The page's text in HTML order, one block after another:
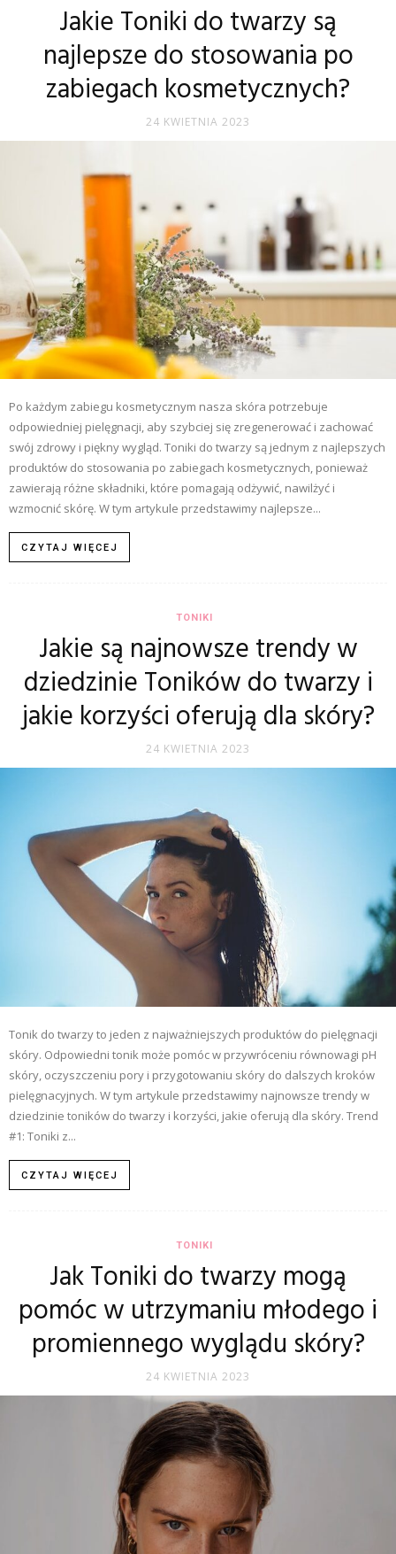
Jakie Toniki do twarzy są
najlepsze do stosowania po
zabiegach kosmetycznych?
24 KWIETNIA 2023
Po każdym zabiegu kosmetycznym nasza skóra potrzebuje
odpowiedniej pielęgnacji, aby szybciej się zregenerować i zachować
swój zdrowy i piękny wygląd. Toniki do twarzy są jednym z najlepszych
produktów do stosowania po zabiegach kosmetycznych, ponieważ
zawierają różne składniki, które pomagają odżywić, nawilżyć i
wzmocnić skórę. W tym artykule przedstawimy najlepsze...
CZYTAJ WIĘCEJ
TONIKI
Jakie są najnowsze trendy w
dziedzinie Toników do twarzy i
jakie korzyści oferują dla skóry?
24 KWIETNIA 2023
Tonik do twarzy to jeden z najważniejszych produktów do pielęgnacji
skóry. Odpowiedni tonik może pomóc w przywróceniu równowagi pH
skóry, oczyszczeniu pory i przygotowaniu skóry do dalszych kroków
pielęgnacyjnych. W tym artykule przedstawimy najnowsze trendy w
dziedzinie toników do twarzy i korzyści, jakie oferują dla skóry. Trend
#1: Toniki z...
CZYTAJ WIĘCEJ
TONIKI
Jak Toniki do twarzy mogą
pomóc w utrzymaniu młodego i
promiennego wyglądu skóry?
24 KWIETNIA 2023